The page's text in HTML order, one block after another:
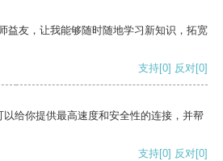
益友，让我能够随时随地学习新知识，拓宽
支持[0] 反对[0]
给你提供最高速度和安全性的连接，并帮
支持[0] 反对[0]